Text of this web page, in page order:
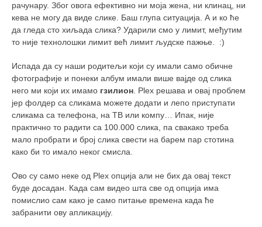
рачунару. Због овога ефективно ни моја жена, ни клинац, ни
кева не могу да виде слике. Баш глупа ситуација. А и ко ће
да гледа сто хиљада слика? Ударили смо у лимит, међутим
то није технолошки лимит већ лимит људске пажње. :)
Испада да су наши родитељи који су имали само обичне
фотографије и понеки албум имали више вајде од слика
него ми који их имамо гзилион. Plex решава и овај проблем
јер фолдер са сликама можете додати и лепо приступати
сликама са телефона, на ТВ или компу… Ипак, није
практично то радити са 100.000 слика, па свакако треба
мало пробрати и број слика свести на барем пар стотина
како би то имало неког смисла.
Ово су само неке од Plex опција али не бих да овај текст
буде досадан. Када сам видео шта све од опција има
помислио сам како је само питање времена када ће
забранити ову апликацију.